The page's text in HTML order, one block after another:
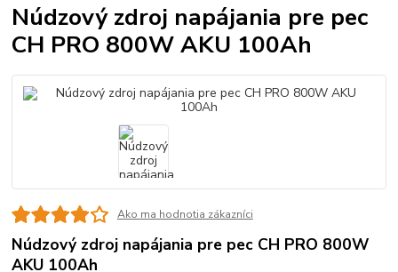
Núdzový zdroj napájania pre pec
CH PRO 800W AKU 100Ah
Ako ma hodnotia zákazníci
Núdzový zdroj napájania pre pec CH PRO 800W
AKU 100Ah